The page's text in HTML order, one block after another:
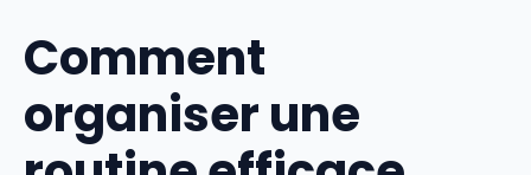
Comment
organiser une